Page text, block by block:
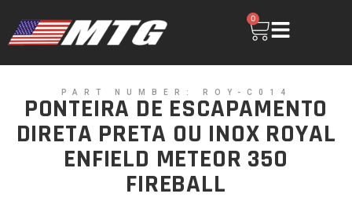
0
PART NUMBER: ROY-C014
PONTEIRA DE ESCAPAMENTO
DIRETA PRETA OU INOX ROYAL
ENFIELD METEOR 350
FIREBALL